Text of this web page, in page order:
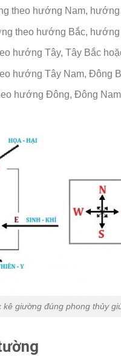
theo hướng Nam,
theo hướng Bắc,
hướng Tây, Tây Bắc
hướng Tây Nam, Đông
hướng Đông, Đông
kê giường đúng phong thủy